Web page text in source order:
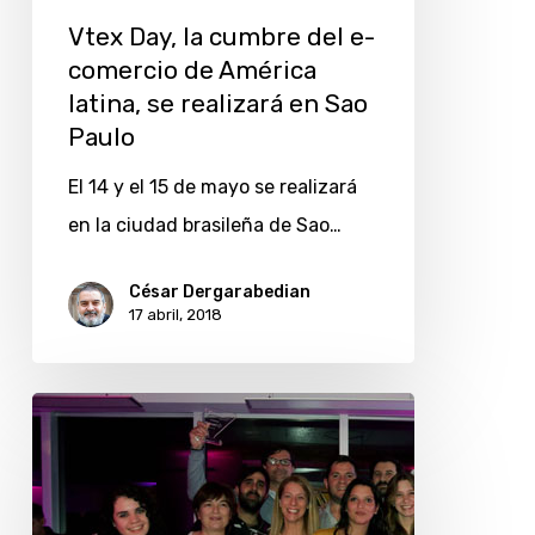
PauloVtex Day, la cumbre del e-
comercio de América
latina, se realizará en Sao
Paulo
El 14 y el 15 de mayo se realizará
en la ciudad brasileña de Sao…
César Dergarabedian
17 abril, 2018
Vtex
a
clientes